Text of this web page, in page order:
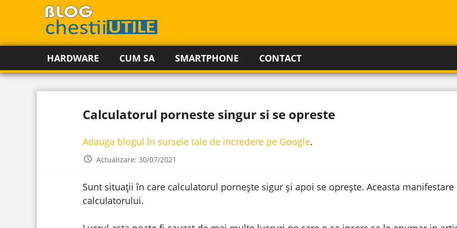
HARDWARE CUM SA SMARTPHONE CONTACT
Calculatorul porneste singur si se opreste
Adauga blogul în sursele tale de incredere pe Google.
Actualizare: 30/07/2021
Sunt situații în care calculatorul pornește sigur și apoi se oprește. Aceasta
calculatorului.